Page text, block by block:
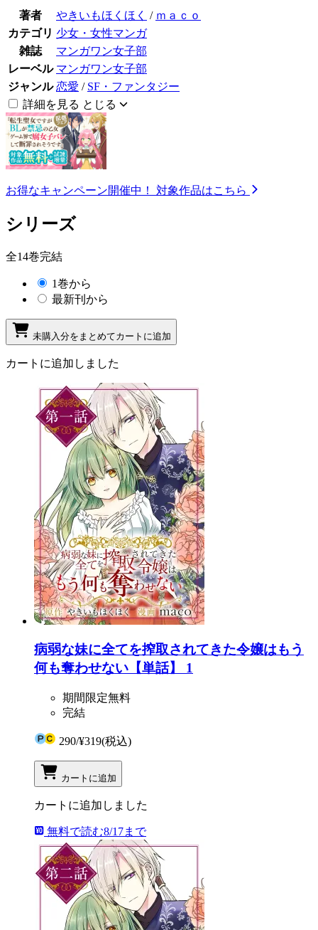
著者 やきいもほくほく / ｍａｃｏ
カテゴリ 少女・女性マンガ
雑誌
マンガワン女子部
レーベル マンガワン女子部
ジャンル 恋愛 / SF・ファンタジー
詳細を見る とじる
お得なキャンペーン開催中！ 対象作品はこちら
シリーズ
全14巻完結
1巻から
最新刊から
未購入分をまとめてカートに追加
カートに追加しました
病弱な妹に全てを搾取されてきた令嬢はもう
何も奪わせない【単話】 1
期間限定無料
完結
290/¥319(税込)
カートに追加
カートに追加しました
無料で読む8/17まで